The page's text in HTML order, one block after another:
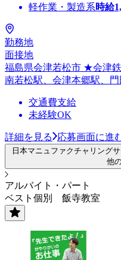
軽作業・製造系時給
勤務地
面接地
福島県会津若松市 ★会津
南若松駅、会津本郷駅、門
交通費支給
未経験OK
詳細を見る 応募画面に進
日本マニュファクチャリング
他
アルバイト・パート
ベスト個別 飯寺教室